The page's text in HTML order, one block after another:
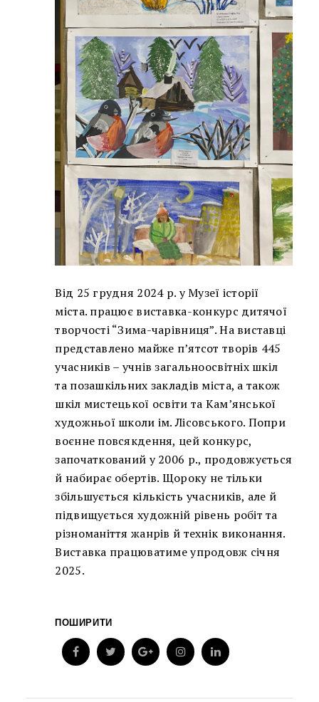
Від 25 грудня 2024 р. у Музеї історії
міста. працює виставка-конкурс дитячої
творчості “Зима-чарівниця”. На виставці
представлено майже п’ятсот творів 445
учасників – учнів загальноосвітніх шкіл
та позашкільних закладів міста, а також
шкіл мистецької освіти та Кам’янської
художньої школи ім. Лісовського. Попри
воєнне повсякдення, цей конкурс,
започаткований у 2006 р., продовжується
й набирає обертів. Щороку не тільки
збільшується кількість учасників, але й
підвищується художній рівень робіт та
різноманіття жанрів й технік виконання.
Виставка працюватиме упродовж січня
2025.
ПОШИРИТИ